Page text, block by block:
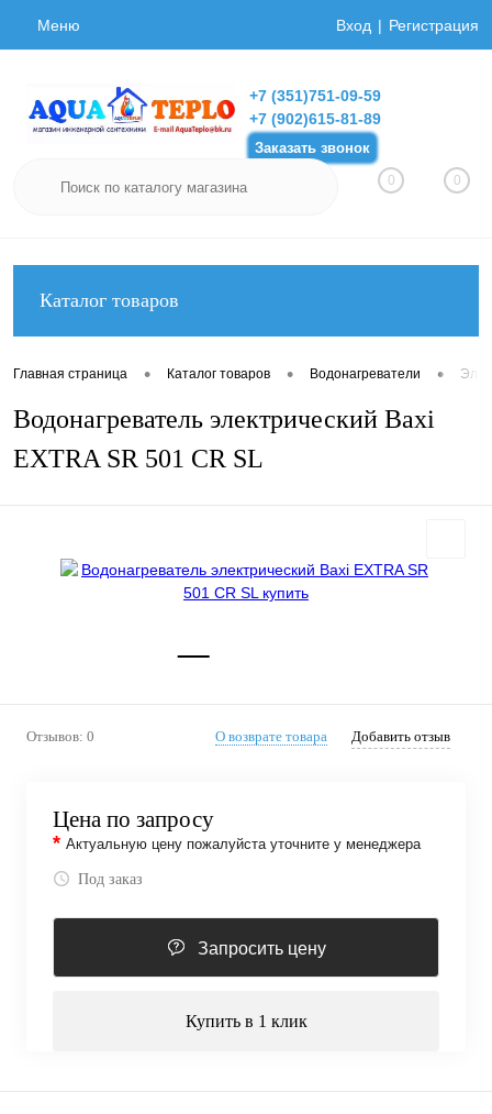
Меню Вход Регистрация
+7 (351)751-09-59
+7 (902)615-81-89
Заказать звонок
0 0
Каталог товаров
Главная страница • Каталог товаров • Водонагреватели •
Водонагреватель электрический Baxi
EXTRA SR 501 CR SL
Отзывов: 0 О возврате товара Добавить отзыв
Цена по запросу
* Актуальную цену пожалуйста уточните у менеджера
Под заказ
Запросить цену
Купить в 1 клик